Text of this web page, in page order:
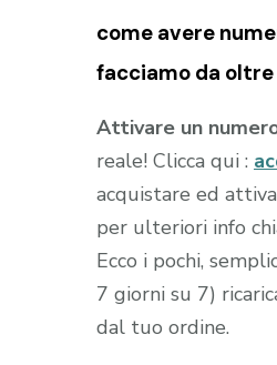
come avere
facciamo da oltre
Attivare un
reale! Clicca qui :
acquistare ed
per ulteriori info
Ecco i pochi,
7 giorni su 7)
dal tuo ordine.